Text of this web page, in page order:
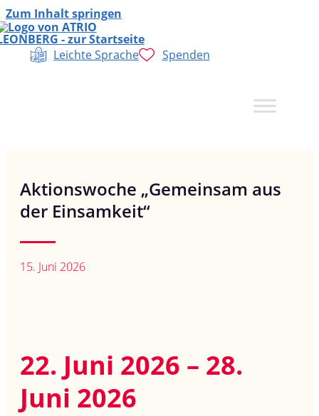
Zum Inhalt springen
Leichte Sprache Spenden
Aktionswoche „Gemeinsam aus
der Einsamkeit“
15. Juni 2026
22. Juni 2026 – 28.
Juni 2026